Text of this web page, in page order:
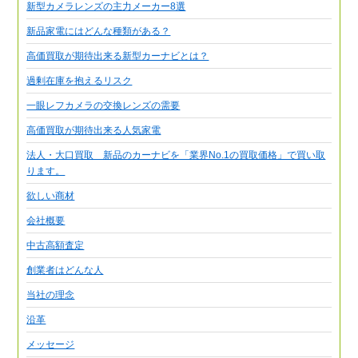
新型カメラレンズの主力メーカー8選
新品家電にはどんな種類がある？
高価買取が期待出来る新型カーナビとは？
過剰在庫を抱えるリスク
一眼レフカメラの交換レンズの需要
高価買取が期待出来る人気家電
法人・大口買取 新品のカーナビを「業界No.1の買取価格」で買い取
ります。
欲しい商材
会社概要
中古高額査定
創業者はどんな人
当社の理念
沿革
メッセージ